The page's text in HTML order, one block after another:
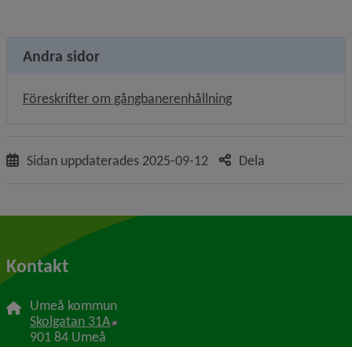
Andra sidor
Föreskrifter om gångbanerenhållning
Sidan uppdaterades 2025-09-12 Dela
Kontakt
Umeå kommun
Skolgatan 31A Länk till annan webbplats, öppnas i nytt
901 84 Umeå